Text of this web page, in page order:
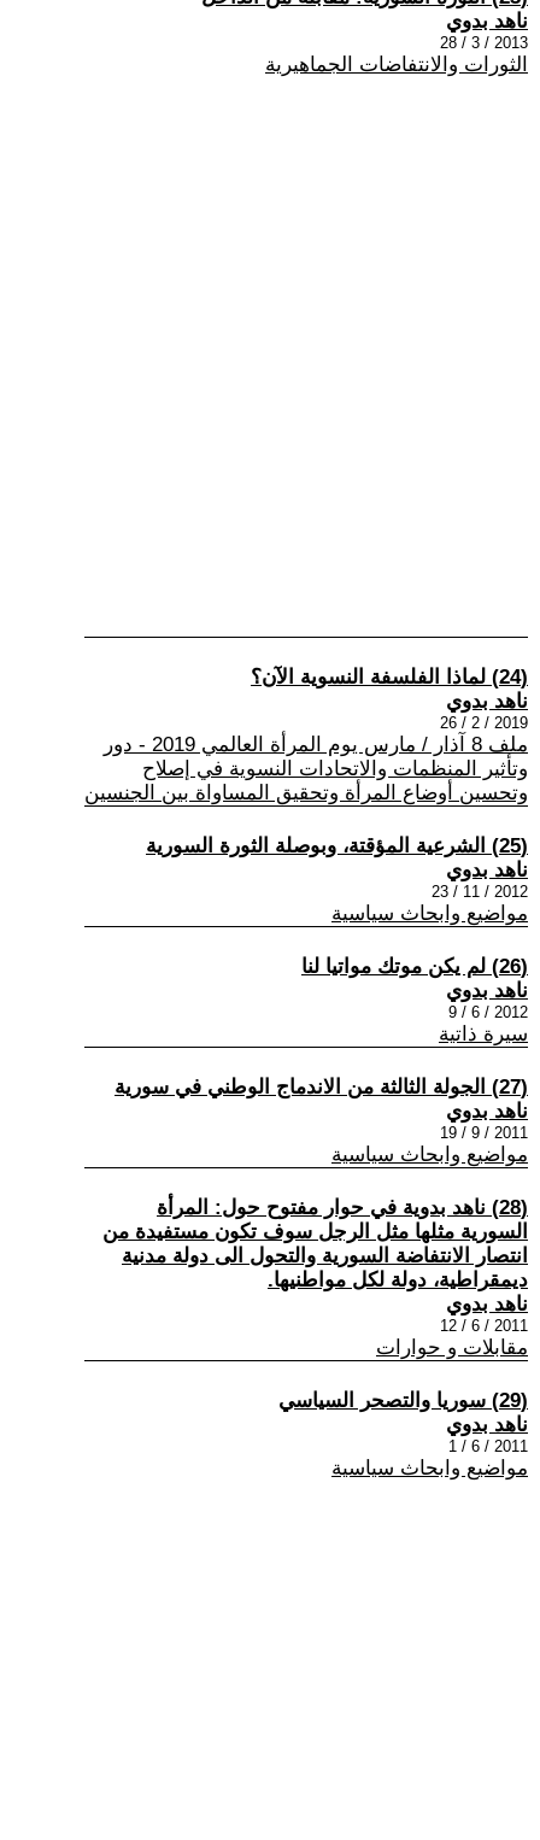
ناهد بدوي
2013 / 3 / 28
الثورات والانتفاضات الجماهيرية
(24) لماذا الفلسفة النسوية الآن؟
ناهد بدوي
2019 / 2 / 26
ملف 8 آذار / مارس يوم المرأة العالمي 2019 - دور
وتأثير المنظمات والاتحادات النسوية في إصلاح
وتحسين أوضاع المرأة وتحقيق المساواة بين الجنسين
(25) الشرعية المؤقتة، وبوصلة الثورة السورية
ناهد بدوي
2012 / 11 / 23
مواضيع وابحاث سياسية
(26) لم يكن موتك مواتيا لنا
ناهد بدوي
2012 / 6 / 9
سيرة ذاتية
(27) الجولة الثالثة من الاندماج الوطني في سورية
ناهد بدوي
2011 / 9 / 19
مواضيع وابحاث سياسية
(28) ناهد بدوية في حوار مفتوح حول: المرأة
السورية مثلها مثل الرجل سوف تكون مستفيدة من
انتصار الانتفاضة السورية والتحول الى دولة مدنية
ديمقراطية، دولة لكل مواطنيها.
ناهد بدوي
2011 / 6 / 12
مقابلات و حوارات
(29) سوريا والتصحر السياسي
ناهد بدوي
2011 / 6 / 1
مواضيع وابحاث سياسية